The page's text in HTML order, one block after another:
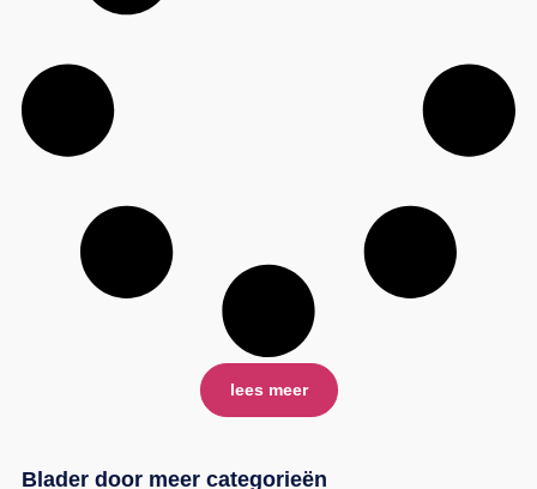
lees meer
Blader door meer categorieën